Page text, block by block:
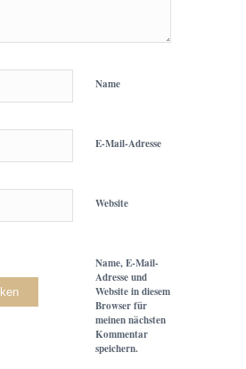
Name
E-Mail-Adresse
Website
Name, E-Mail-
Adresse und
Website in diesem
Browser für
meinen nächsten
Kommentar
speichern.